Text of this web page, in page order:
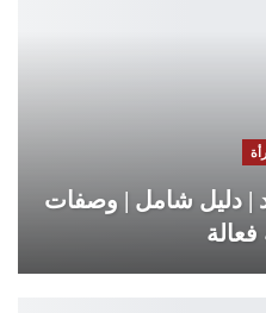
| دليل شامل | وصفات
فعالة